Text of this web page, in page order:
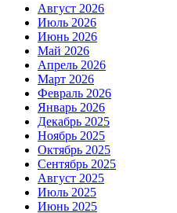
Август 2026
Июль 2026
Июнь 2026
Май 2026
Апрель 2026
Март 2026
Февраль 2026
Январь 2026
Декабрь 2025
Ноябрь 2025
Октябрь 2025
Сентябрь 2025
Август 2025
Июль 2025
Июнь 2025